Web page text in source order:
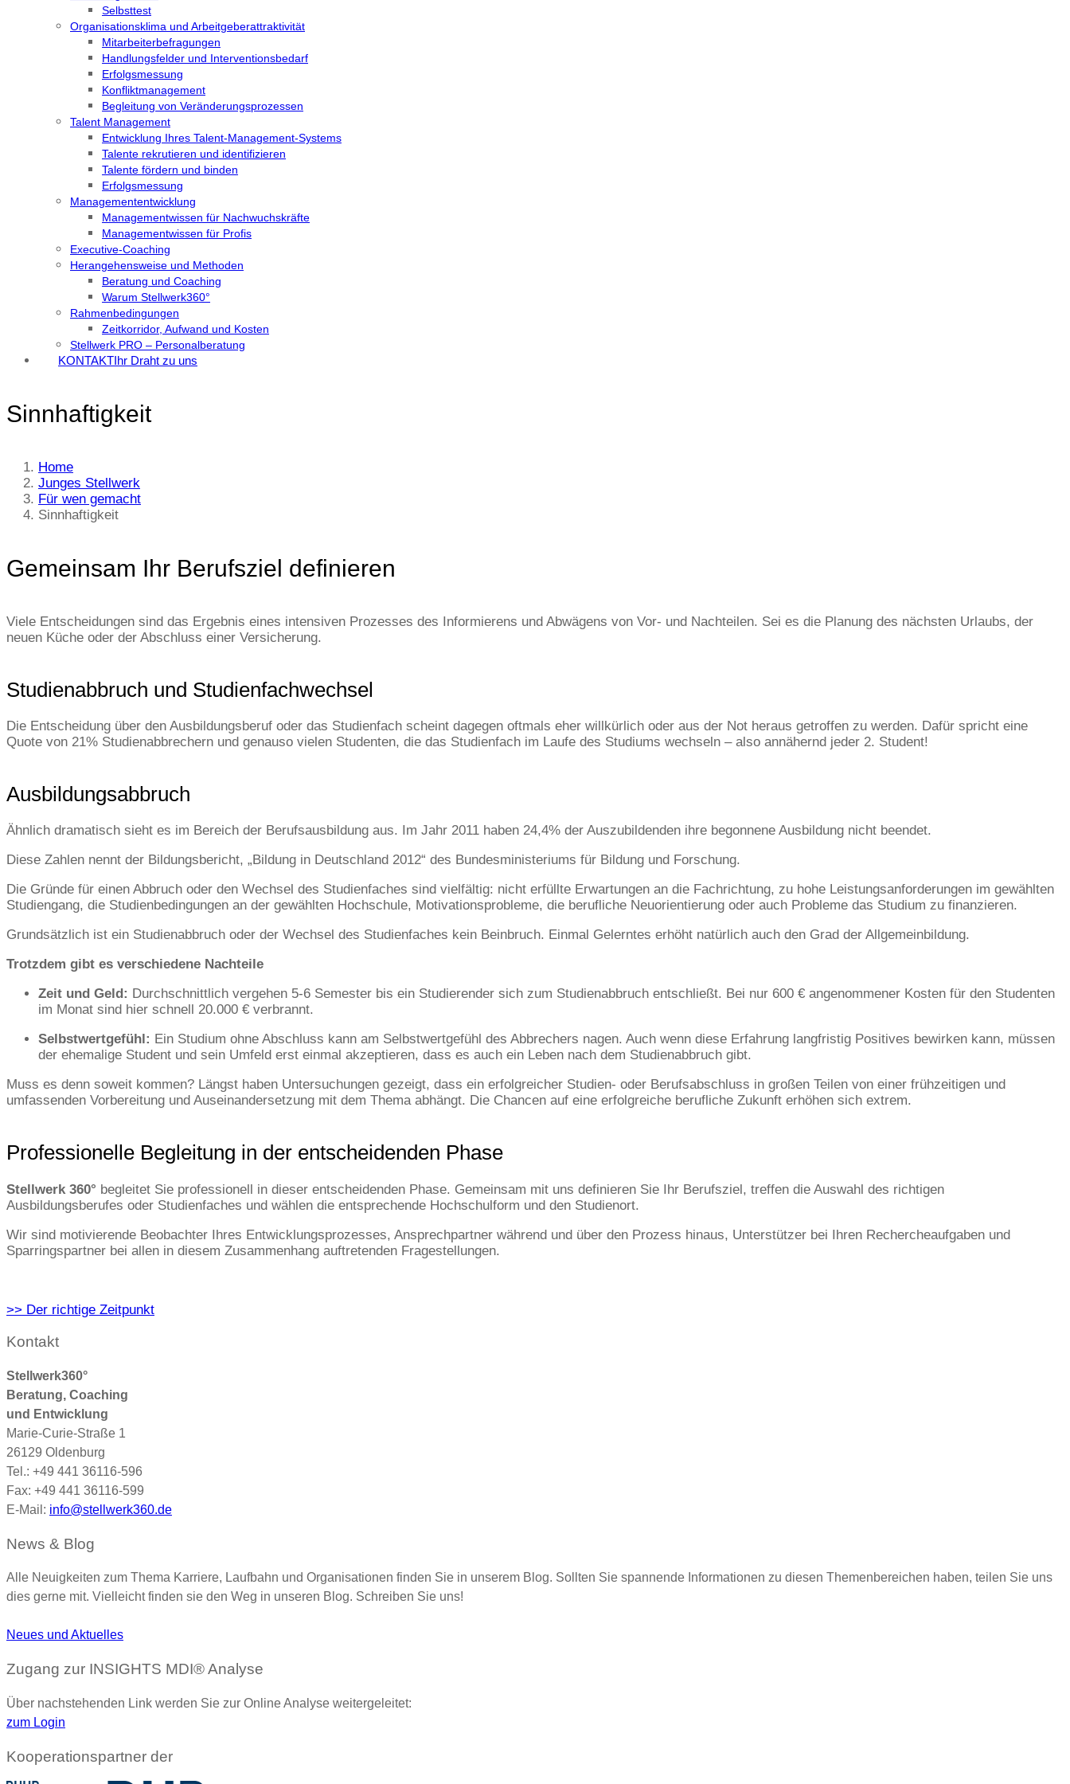
Selbsttest
Organisationsklima und Arbeitgeberattraktivität
Mitarbeiterbefragungen
Handlungsfelder und Interventionsbedarf
Erfolgsmessung
Konfliktmanagement
Begleitung von Veränderungsprozessen
Talent Management
Entwicklung Ihres Talent-Management-Systems
Talente rekrutieren und identifizieren
Talente fördern und binden
Erfolgsmessung
Managemententwicklung
Managementwissen für Nachwuchskräfte
Managementwissen für Profis
Executive-Coaching
Herangehensweise und Methoden
Beratung und Coaching
Warum Stellwerk360°
Rahmenbedingungen
Zeitkorridor, Aufwand und Kosten
Stellwerk PRO – Personalberatung
KONTAKTIhr Draht zu uns
Sinnhaftigkeit
Home
Junges Stellwerk
Für wen gemacht
Sinnhaftigkeit
Gemeinsam Ihr Berufsziel definieren
Viele Entscheidungen sind das Ergebnis eines intensiven Prozesses des Informierens und Abwägens von Vor- und Nachteilen. Sei es die Planung des nächsten Urlaubs, der
neuen Küche oder der Abschluss einer Versicherung.
Studienabbruch und Studienfachwechsel
Die Entscheidung über den Ausbildungsberuf oder das Studienfach scheint dagegen oftmals eher willkürlich oder aus der Not heraus getroffen zu werden. Dafür spricht eine
Quote von 21% Studienabbrechern und genauso vielen Studenten, die das Studienfach im Laufe des Studiums wechseln – also annähernd jeder 2. Student!
Ausbildungsabbruch
Ähnlich dramatisch sieht es im Bereich der Berufsausbildung aus. Im Jahr 2011 haben 24,4% der Auszubildenden ihre begonnene Ausbildung nicht beendet.
Diese Zahlen nennt der Bildungsbericht, „Bildung in Deutschland 2012“ des Bundesministeriums für Bildung und Forschung.
Die Gründe für einen Abbruch oder den Wechsel des Studienfaches sind vielfältig: nicht erfüllte Erwartungen an die Fachrichtung, zu hohe Leistungsanforderungen im gewählten
Studiengang, die Studienbedingungen an der gewählten Hochschule, Motivationsprobleme, die berufliche Neuorientierung oder auch Probleme das Studium zu finanzieren.
Grundsätzlich ist ein Studienabbruch oder der Wechsel des Studienfaches kein Beinbruch. Einmal Gelerntes erhöht natürlich auch den Grad der Allgemeinbildung.
Trotzdem gibt es verschiedene Nachteile
Zeit und Geld: Durchschnittlich vergehen 5-6 Semester bis ein Studierender sich zum Studienabbruch entschließt. Bei nur 600 € angenommener Kosten für den Studenten
im Monat sind hier schnell 20.000 € verbrannt.
Selbstwertgefühl: Ein Studium ohne Abschluss kann am Selbstwertgefühl des Abbrechers nagen. Auch wenn diese Erfahrung langfristig Positives bewirken kann, müssen
der ehemalige Student und sein Umfeld erst einmal akzeptieren, dass es auch ein Leben nach dem Studienabbruch gibt.
Muss es denn soweit kommen? Längst haben Untersuchungen gezeigt, dass ein erfolgreicher Studien- oder Berufsabschluss in großen Teilen von einer frühzeitigen und
umfassenden Vorbereitung und Auseinandersetzung mit dem Thema abhängt. Die Chancen auf eine erfolgreiche berufliche Zukunft erhöhen sich extrem.
Professionelle Begleitung in der entscheidenden Phase
Stellwerk 360° begleitet Sie professionell in dieser entscheidenden Phase. Gemeinsam mit uns definieren Sie Ihr Berufsziel, treffen die Auswahl des richtigen
Ausbildungsberufes oder Studienfaches und wählen die entsprechende Hochschulform und den Studienort.
Wir sind motivierende Beobachter Ihres Entwicklungsprozesses, Ansprechpartner während und über den Prozess hinaus, Unterstützer bei Ihren Rechercheaufgaben und
Sparringspartner bei allen in diesem Zusammenhang auftretenden Fragestellungen.
>> Der richtige Zeitpunkt
Kontakt
Stellwerk360°
Beratung, Coaching
und Entwicklung
Marie-Curie-Straße 1
26129 Oldenburg
Tel.: +49 441 36116-596
Fax: +49 441 36116-599
E-Mail: info@stellwerk360.de
News & Blog
Alle Neuigkeiten zum Thema Karriere, Laufbahn und Organisationen finden Sie in unserem Blog. Sollten Sie spannende Informationen zu diesen Themenbereichen haben, teilen Sie uns
dies gerne mit. Vielleicht finden sie den Weg in unseren Blog. Schreiben Sie uns!
Neues und Aktuelles
Zugang zur INSIGHTS MDI® Analyse
Über nachstehenden Link werden Sie zur Online Analyse weitergeleitet:
zum Login
Kooperationspartner der